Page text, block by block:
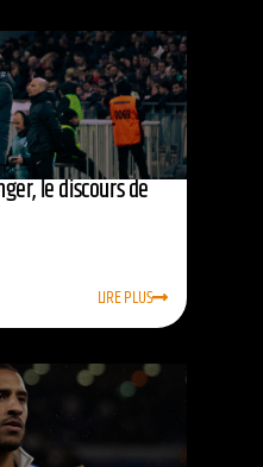
le discours de
LIRE PLUS